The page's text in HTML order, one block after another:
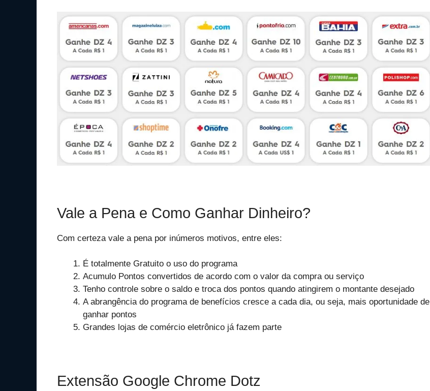
Vale a Pena e Como Ganhar Dinheiro?
Com certeza vale a pena por inúmeros motivos, entre eles:
É totalmente Gratuito o uso do programa
Acumulo Pontos convertidos de acordo com o valor da compra ou serviço
Tenho controle sobre o saldo e troca dos pontos quando atingirem o montante desejado
A abrangência do programa de benefícios cresce a cada dia, ou seja, mais oportunidade de
ganhar pontos
Grandes lojas de comércio eletrônico já fazem parte
Extensão Google Chrome Dotz